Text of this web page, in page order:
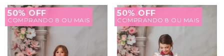
50% OFF
COMPRANDO 8 OU MAIS
50% OFF
COMPRANDO 8 OU MAIS